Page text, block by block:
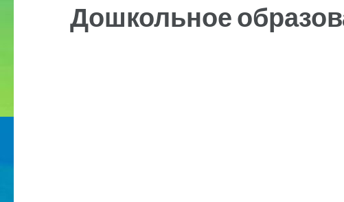
Дошкольное